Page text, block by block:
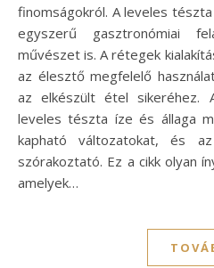
finomságokról. A leveles
egyszerű gasztronómiai
művészet is. A rétegek
az élesztő megfelelő
az elkészült étel sikeréhez.
leveles tészta íze és állaga
kapható változatokat, és
szórakoztató. Ez a cikk olyan
amelyek…